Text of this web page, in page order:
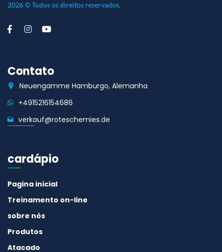
2026 © Todos os direitos reservados.
Contato
Neuengamme Hamburgo, Alemanha
+4915216154686
verkauf@roteschemies.de
cardápio
Pagina inicial
Treinamento on-line
sobre nós
Produtos
Atacado